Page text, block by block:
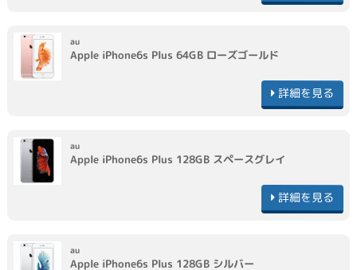
au
Apple iPhone6s Plus 64GB ローズゴールド
詳細を見る
au
Apple iPhone6s Plus 128GB スペースグレイ
詳細を見る
au
Apple iPhone6s Plus 128GB シルバー